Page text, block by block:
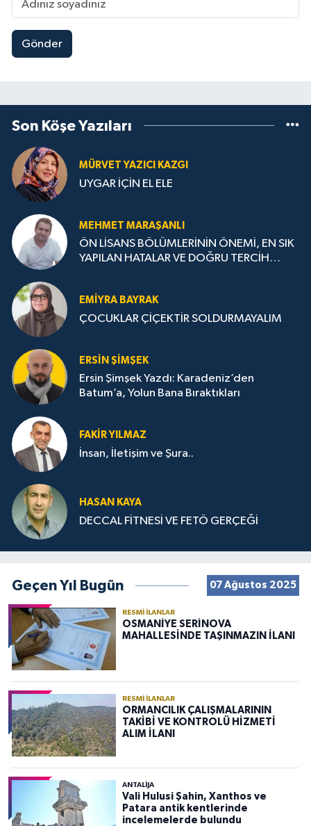
Gönder
Son Köşe Yazıları
MÜRVET YAZICI KAZGI
UYGAR İÇİN EL ELE
MEHMET MARAŞANLI
ÖN LİSANS BÖLÜMLERİNİN ÖNEMİ, EN SIK
YAPILAN HATALAR VE DOĞRU TERCİH
EMIYRA BAYRAK
ÇOCUKLAR ÇİÇEKTİR SOLDURMAYALIM
ERSIN ŞIMŞEK
Ersin Şimşek Yazdı: Karadeniz’den
Batum’a, Yolun Bana Bıraktıkları
FAKIR YILMAZ
İnsan, İletişim ve Şura..
HASAN KAYA
DECCAL FİTNESİ VE FETÖ GERÇEĞİ
Geçen Yıl Bugün 07 Ağustos 2025
RESMI İLANLAR
OSMANİYE SERİNOVA
MAHALLESİNDE TAŞINMAZIN İLANI
RESMI İLANLAR
ORMANCILIK ÇALIŞMALARININ
TAKİBİ VE KONTROLÜ HİZMETİ
ALIM İLANI
ANTALIJA
Vali Hulusi Şahin, Xanthos ve
Patara antik kentlerinde
incelemelerde bulundu